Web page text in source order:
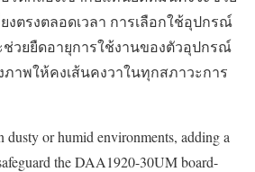
งตรงตลอดเวลา การเลือกใช้อุปกรณ์
วยยืดอายุการใช้งานของตัวอุปกรณ์
าพให้คงเส้นคงวาในทุกสภาวะการ
dusty or humid environments, adding a
the DAA1920-30UM board-